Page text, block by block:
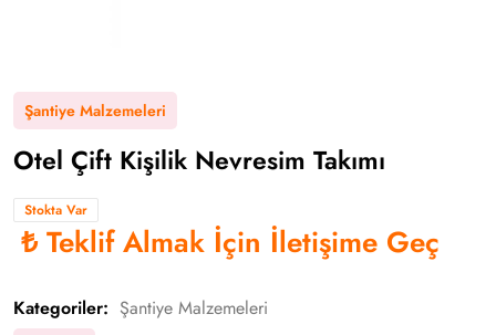
Şantiye Malzemeleri
Otel Çift Kişilik Nevresim Takımı
Stokta Var
₺Teklif Almak İçin İletişime Geç
Kategoriler: Şantiye Malzemeleri